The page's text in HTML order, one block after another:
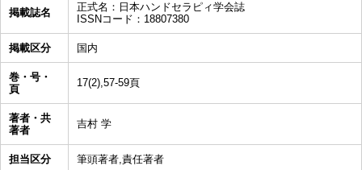
掲載誌名
正式名：日本ハンドセラピィ学会誌
ISSNコード：18807380
掲載区分 国内
巻・号・
頁
17(2),57-59頁
著者・共
著者
吉村 学
担当区分 筆頭著者,責任著者